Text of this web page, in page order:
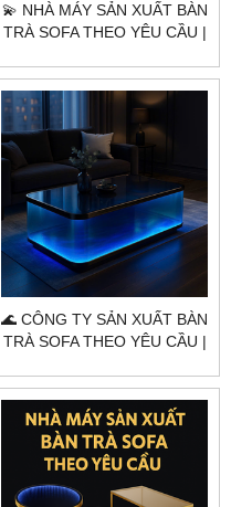
💫 NHÀ MÁY SẢN XUẤT BÀN
TRÀ SOFA THEO YÊU CẦU |
AURORA LUXE
🌊 CÔNG TY SẢN XUẤT BÀN
TRÀ SOFA THEO YÊU CẦU |
TỪNG CHI TIẾT